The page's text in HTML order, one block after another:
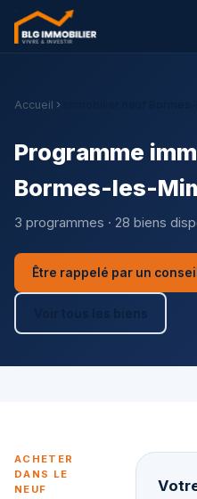
Accueil
Programme
Bormes-les-
3 programmes · 28 biens
Être rappelé par un
Voir tous les biens
ACHETER
DANS LE
NEUF